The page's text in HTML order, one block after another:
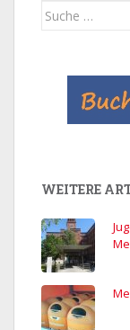
Suche
WEITERE